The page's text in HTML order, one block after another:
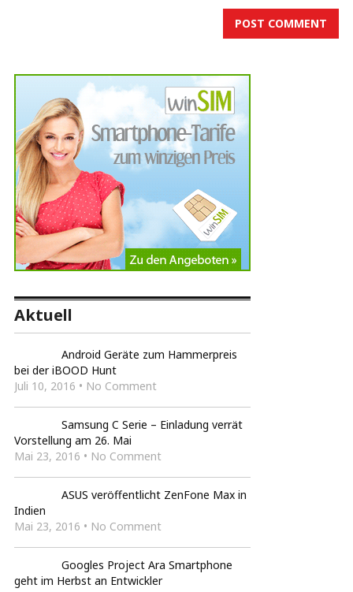
Aktuell
Android Geräte zum Hammerpreis
bei der iBOOD Hunt
Juli 10, 2016 • No Comment
Samsung C Serie – Einladung verrät
Vorstellung am 26. Mai
Mai 23, 2016 • No Comment
ASUS veröffentlicht ZenFone Max in
Indien
Mai 23, 2016 • No Comment
Googles Project Ara Smartphone
geht im Herbst an Entwickler